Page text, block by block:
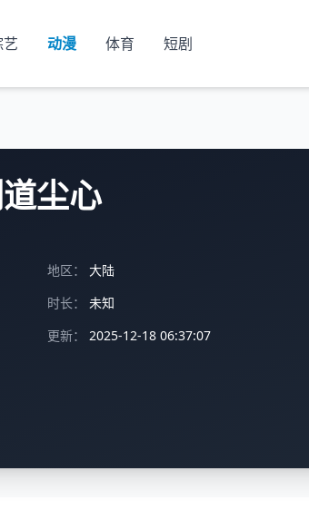
动漫 体育 短剧
尘心
地区：
大陆
时长：
未知
更新： 2025-12-18 06:37:07